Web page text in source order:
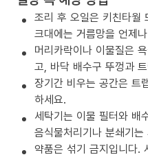
조리 후 오일은 키친타월
크대에는 거름망을 언제
머리카락이나 이물질은
고, 바닥 배수구 뚜껑과
장기간 비우는 공간은 트
하세요.
세탁기는 이물 필터와 배
음식물처리기나 분쇄기
약품은 섞기 금지입니다.